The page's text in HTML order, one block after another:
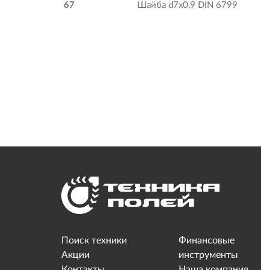
67 Шайба d7х0,9 DIN 6799
Поиск техники
Акции
Финансовые
инструменты